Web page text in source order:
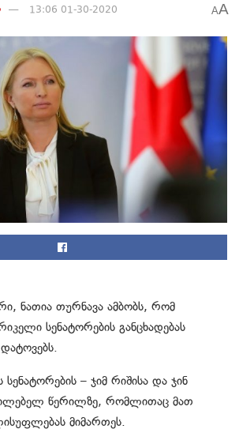
13:06 01-30-2020 AA
ნათია თურნავა ამბობს, რომ
სენატორების განცხადებას
სენატორების – ჯიმ რიშისა და ჯინ
წერილზე, რომლითაც მათ
მიმართეს.